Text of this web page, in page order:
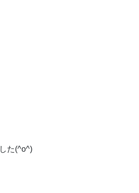
た(^o^)